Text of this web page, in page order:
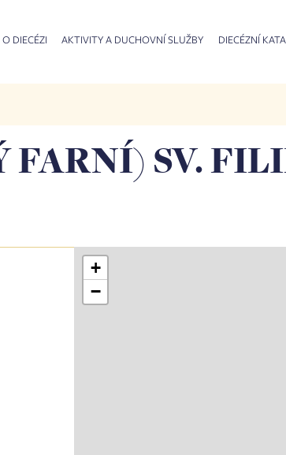
O DIECÉZI AKTIVITY A DUCHOVNÍ SLUŽBY DIECÉZNÍ
SV.
+
−